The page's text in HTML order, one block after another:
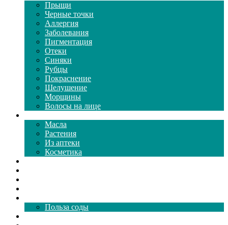
Прыщи
Черные точки
Аллергия
Заболевания
Пигментация
Отеки
Синяки
Рубцы
Покраснение
Шелушение
Морщины
Волосы на лице
Масла
Растения
Из аптеки
Косметика
Польза соды